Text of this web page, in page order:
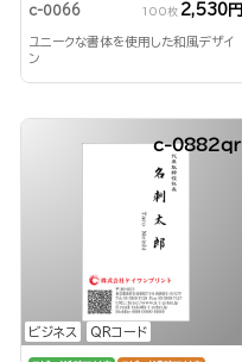
c-0066 100枚 2,530円
ユニークな書体を使用した和風デザイ
ン
ビジネス QRコード
c-0882qr